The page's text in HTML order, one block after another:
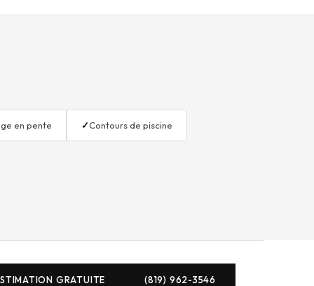
en pente ✓Contours de piscine
GRATUITE (819) 962-3546